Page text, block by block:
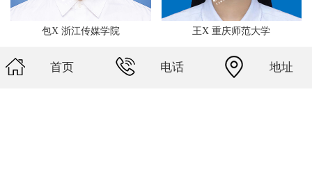
包X 浙江传媒学院 王X 重庆师范大学
首页 电话 地址